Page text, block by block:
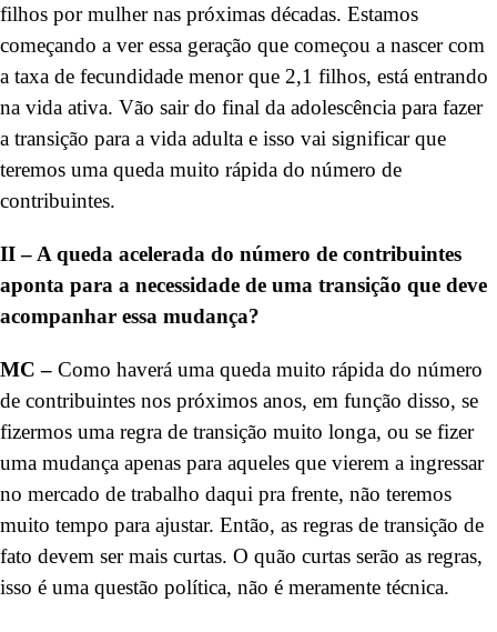
filhos por mulher nas próximas décadas. Estamos
começando a ver essa geração que começou a nascer com
a taxa de fecundidade menor que 2,1 filhos, está entrando
na vida ativa. Vão sair do final da adolescência para fazer
a transição para a vida adulta e isso vai significar que
teremos uma queda muito rápida do número de
contribuintes.
II – A queda acelerada do número de contribuintes
aponta para a necessidade de uma transição que deve
acompanhar essa mudança?
MC – Como haverá uma queda muito rápida do número
de contribuintes nos próximos anos, em função disso, se
fizermos uma regra de transição muito longa, ou se fizer
uma mudança apenas para aqueles que vierem a ingressar
no mercado de trabalho daqui pra frente, não teremos
muito tempo para ajustar. Então, as regras de transição de
fato devem ser mais curtas. O quão curtas serão as regras,
isso é uma questão política, não é meramente técnica.